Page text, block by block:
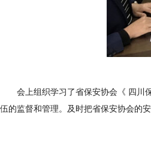
会上组织学习了省保安协会《 四川
伍的监督和管理。及时把省保安协会的